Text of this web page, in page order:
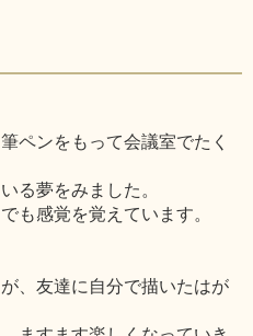
ペンをもって会議室でたく
る夢をみました。
も感覚を覚えています。
、友達に自分で描いたはが